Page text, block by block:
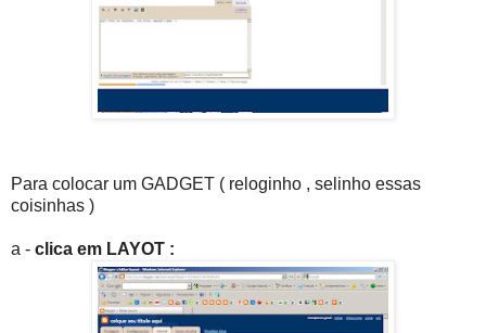
Para colocar um GADGET ( reloginho , selinho essas
coisinhas )
a - clica em LAYOT :